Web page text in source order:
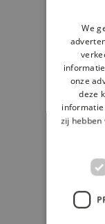
We
onze
deze
zij hebben